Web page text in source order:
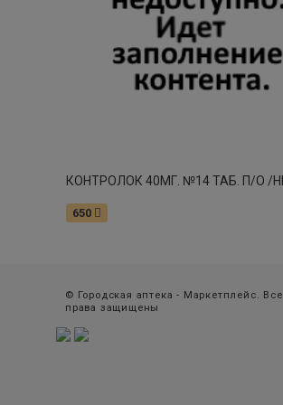
650
© Городская аптека - Маркетплейс. Все
права защищены